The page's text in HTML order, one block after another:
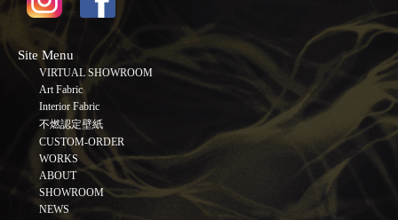
Site Menu
VIRTUAL SHOWROOM
Art Fabric
Interior Fabric
不燃認定壁紙
CUSTOM-ORDER
WORKS
ABOUT
SHOWROOM
NEWS